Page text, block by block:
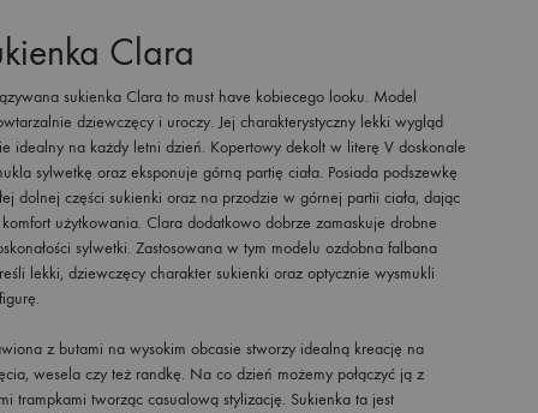
Clara
sukienka Clara to must have kobiecego looku. Model
dziewczęcy i uroczy. Jej charakterystyczny lekki wygląd
idealny na każdy letni dzień. Kopertowy dekolt w literę V doskonale
sylwetkę oraz eksponuje górną partię ciała. Posiada podszewkę
dolnej części sukienki oraz na przodzie w górnej partii ciała, dając
użytkowania. Clara dodatkowo dobrze zamaskuje drobne
sylwetki. Zastosowana w tym modelu ozdobna falbana
lekki, dziewczęcy charakter sukienki oraz optycznie wysmukli
z butami na wysokim obcasie stworzy idealną kreację na
wesela czy też randkę. Na co dzień możemy połączyć ją z
trampkami tworząc casualową stylizację. Sukienka ta jest